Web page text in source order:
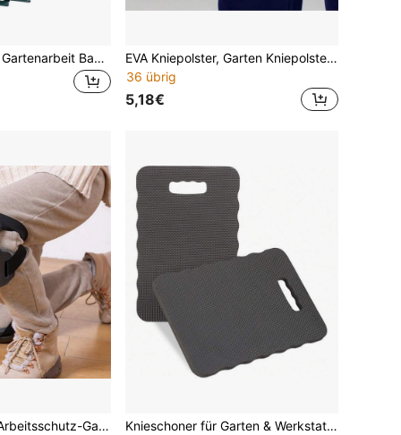
JAOSY Kniebank Gartenarbeit Bank Kniehilfe Gartenbank Gartenhocker klappbar MitTasche,2-in-1-Funktionalität,Kann als Hocker oder Kniebank verwendet werden
EVA Kniepolster, Garten Kniepolster, Reparatur Kniepolster, EVA Knieschoner
36 übrig
5,18€
1/2 Stück große Arbeitsschutz-Garten-Knieschoner, verdickte, verschleißfeste, wasserdichte und feuchtigkeitsabweisende Knieschoner für Gartenarbeit, Bodenverlegung und Bodenarbeiten, nicht einschnürend
Knieschoner für Garten & Werkstatt, Schaumstoff, Schwarz, Maße 40 x 26 cm, 2er-Set